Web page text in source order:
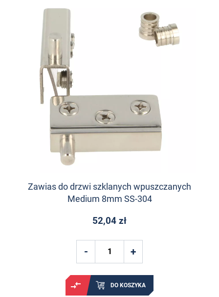
Zawias do drzwi szklanych wpuszczanych
Medium 8mm SS-304
52,04 zł
DO KOSZYKA